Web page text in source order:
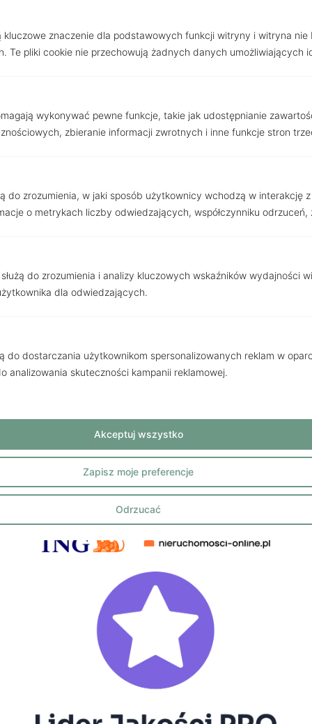
kluczowe znaczenie dla podstawowych funkcji witryny i witryna nie
Te pliki cookie nie przechowują żadnych danych umożliwiających
wykonywać pewne funkcje, takie jak udostępnianie
zbieranie informacji zwrotnych i inne funkcje stron
do zrozumienia, w jaki sposób użytkownicy wchodzą w interakcję
o metrykach liczby odwiedzających, współczynniku odrzuceń,
do zrozumienia i analizy kluczowych wskaźników wydajności
dla odwiedzających.
do dostarczania użytkownikom spersonalizowanych reklam w
analizowania skuteczności kampanii reklamowej.
Odrzucać
Zapisz moje preferencje
Akceptuj wszystko
Zostaw mi wiadomość
Imię i nazwisko
E-mail
Słuchamy naszych klientów
Nasi Partnerzy